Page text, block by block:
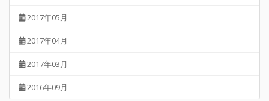
2017年05月
2017年04月
2017年03月
2016年09月